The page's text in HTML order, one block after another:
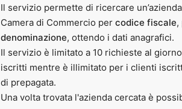
Il servizio permette di ricercare
Camera di Commercio percodice fiscale,
denominazione, ottendo i dati anagrafici.
Il servizio è limitato a 10 richieste al
iscritti mentre è illimitato per i clienti
di prepagata.
Una volta trovata l'azienda cercata è